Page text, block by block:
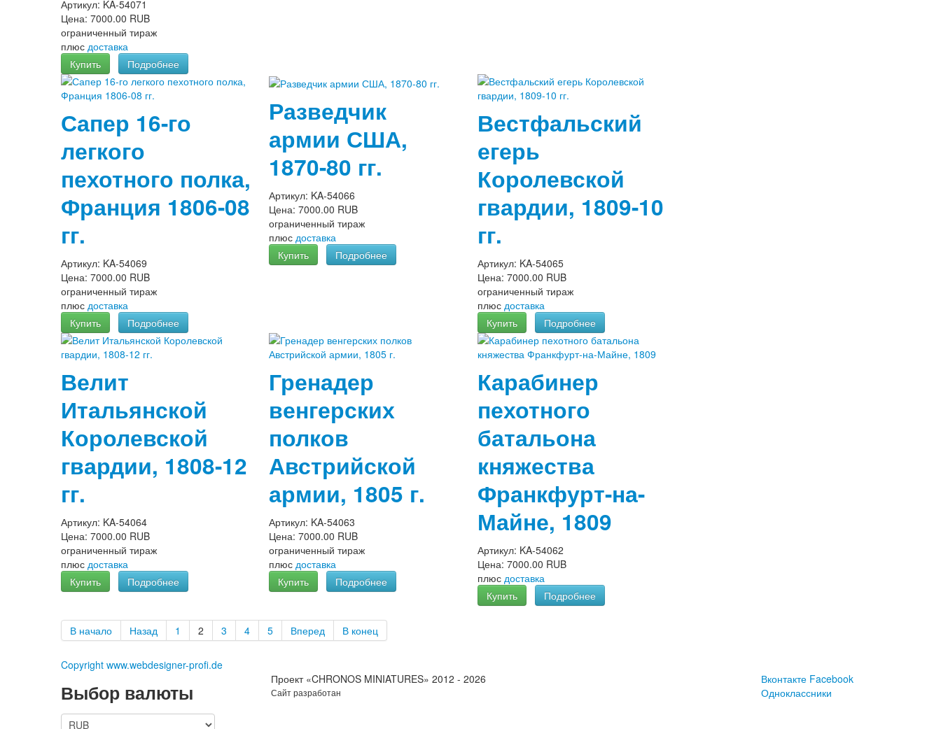
Артикул: KA-54071
Цена: 7000.00 RUB
ограниченный тираж
плюс доставка
Купить
Подробнее
Сапер 16-го
легкого
пехотного полка,
Франция 1806-08
гг.
Артикул: KA-54069
Цена: 7000.00 RUB
ограниченный тираж
плюс доставка
Купить
Подробнее
Разведчик
армии США,
1870-80 гг.
Артикул: KA-54066
Цена:7000.00 RUB
ограниченный тираж
плюс доставка
Купить
Подробнее
Вестфальский
егерь
Королевской
гвардии, 1809-10
гг.
Артикул: KA-54065
Цена: 7000.00 RUB
ограниченный тираж
плюс доставка
Купить
Подробнее
Велит
Итальянской
Королевской
гвардии, 1808-12
гг.
Артикул: KA-54064
Цена: 7000.00 RUB
ограниченный тираж
плюс доставка
Купить
Подробнее
Гренадер
венгерских
полков
Австрийской
армии, 1805 г.
Артикул: KA-54063
Цена:7000.00 RUB
ограниченный тираж
плюсдоставка
Купить
Подробнее
Карабинер
пехотного
батальона
княжества
Франкфурт-на-
Майне, 1809
Артикул: KA-54062
Цена: 7000.00 RUB
плюс доставка
Купить
Подробнее
В начало Назад 1 2 3 4 5 Вперед В конец
Copyright www.webdesigner-profi.de
Выбор валюты
Проект «CHRONOS MINIATURES» 2012 - 2026
Сайт разработан
Вконтакте Facebook
Одноклассники